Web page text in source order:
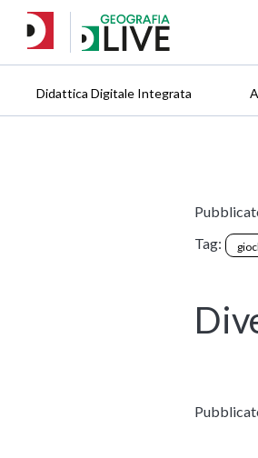
Didattica Digitale Integrata
Tag: